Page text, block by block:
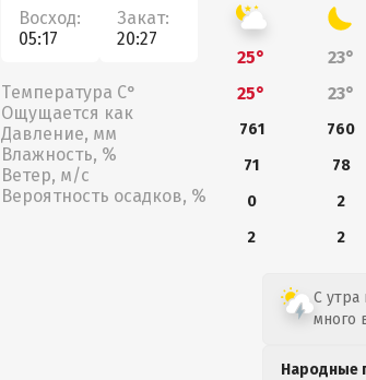
Восход:
05:17
Закат:
20:27
Температура С°
Ощущается как
Давление, мм
Влажность, %
Ветер, м/с
Вероятность осадков, %
25° 23°
25°
23°
761 760
71
78
0
2
2
2
С утра
много
Народные